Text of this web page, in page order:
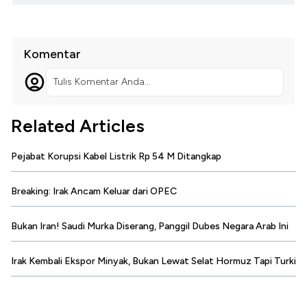
Komentar
Tulis Komentar Anda...
Related Articles
Pejabat Korupsi Kabel Listrik Rp 54 M Ditangkap
Breaking: Irak Ancam Keluar dari OPEC
Bukan Iran! Saudi Murka Diserang, Panggil Dubes Negara Arab Ini
Irak Kembali Ekspor Minyak, Bukan Lewat Selat Hormuz Tapi Turki